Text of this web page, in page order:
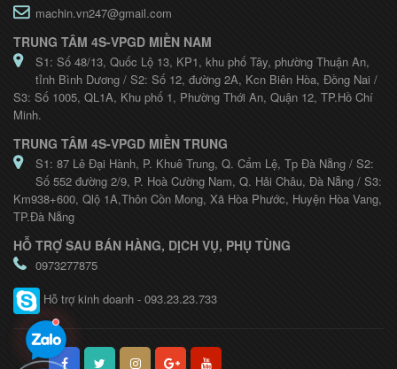
machin.vn247@gmail.com
TRUNG TÂM 4S-VPGD MIỀN NAM
S1: Số 48/13, Quốc Lộ 13, KP1, khu phố Tây, phường Thuận An,
tỉnh Bình Dương / S2: Số 12, đường 2A, Kcn Biên Hòa, Đồng Nai /
S3: Số 1005, QL1A, Khu phố 1, Phường Thới An, Quận 12, TP.Hồ Chí
Minh.
TRUNG TÂM 4S-VPGD MIỀN TRUNG
S1: 87 Lê Đại Hành, P. Khuê Trung, Q. Cẩm Lệ, Tp Đà Nẵng / S2:
Số 552 đường 2/9, P. Hoà Cường Nam, Q. Hải Châu, Đà Nẵng / S3:
Km938+600, Qlộ 1A,Thôn Cồn Mong, Xã Hòa Phước, Huyện Hòa Vang,
TP.Đà Nẵng
HỖ TRỢ SAU BÁN HÀNG, DỊCH VỤ, PHỤ TÙNG
0973277875
Hỗ trợ kinh doanh - 093.23.23.733